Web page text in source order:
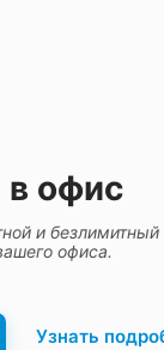
в офис
и безлимитный
офиса.
Узнать